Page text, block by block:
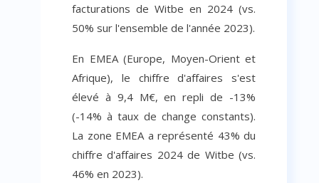
facturations de Witbe en 2024 (vs.
50% sur l'ensemble de l'année 2023).
En EMEA (Europe, Moyen-Orient et
Afrique), le chiffre d'affaires s'est
élevé à 9,4 M€, en repli de -13%
(-14% à taux de change constants).
La zone EMEA a représenté 43% du
chiffre d'affaires 2024 de Witbe (vs.
46% en 2023).